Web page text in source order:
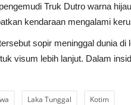
Truk Dutro warna
kendaraan mengalami
sopir meninggal dunia
visum lebih lanjut. Dalam
Laka Tunggal Kotim